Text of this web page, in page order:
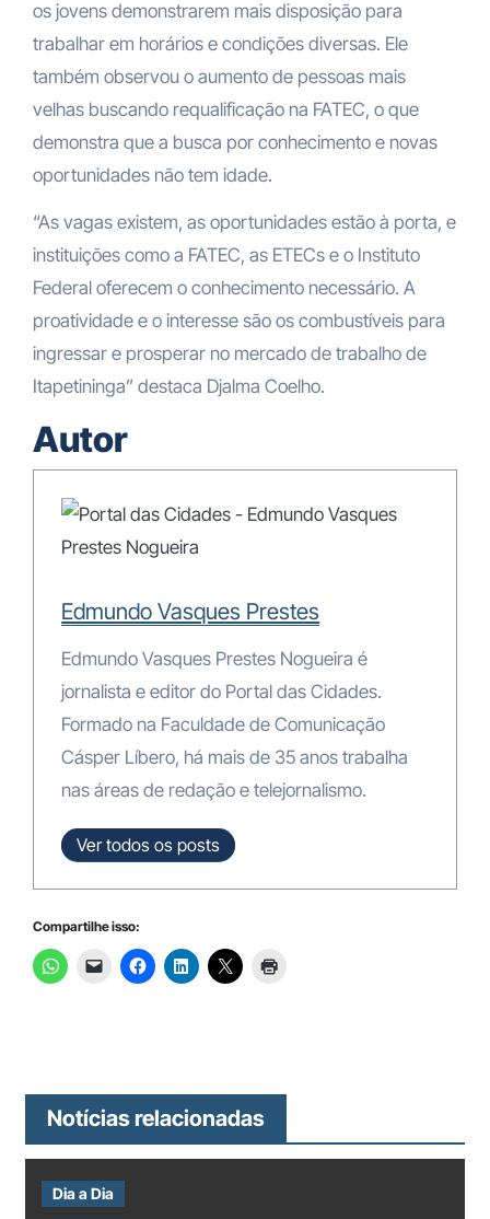
os jovens demonstrarem mais disposição para
trabalhar em horários e condições diversas. Ele
também observou o aumento de pessoas mais
velhas buscando requalificação na FATEC, o que
demonstra que a busca por conhecimento e novas
oportunidades não tem idade.
“As vagas existem, as oportunidades estão à porta, e
instituições como a FATEC, as ETECs e o Instituto
Federal oferecem o conhecimento necessário. A
proatividade e o interesse são os combustíveis para
ingressar e prosperar no mercado de trabalho de
Itapetininga” destaca Djalma Coelho.
Autor
Edmundo Vasques Prestes
Edmundo Vasques Prestes Nogueira é
jornalista e editor do Portal das Cidades.
Formado na Faculdade de Comunicação
Cásper Líbero, há mais de 35 anos trabalha
nas áreas de redação e telejornalismo.
Ver todos os posts
Compartilhe isso:
Notícias relacionadas
Dia a Dia